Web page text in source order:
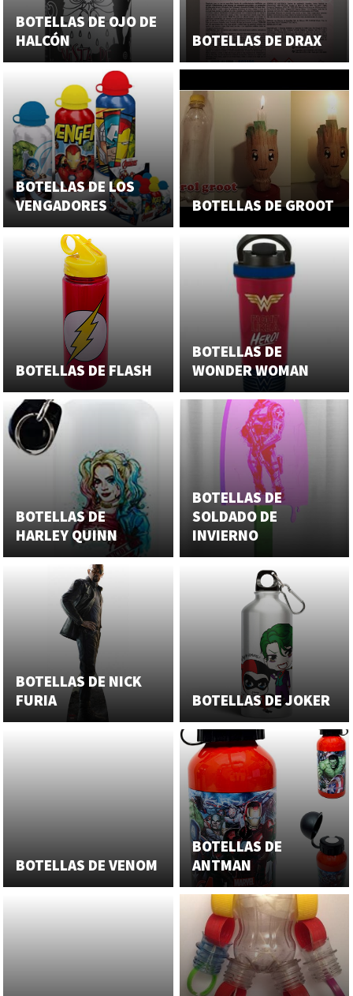
BOTELLAS DE OJO DE
HALCÓN
BOTELLAS DE DRAX
BOTELLAS DE LOS
VENGADORES
BOTELLAS DE GROOT
BOTELLAS DE FLASH
BOTELLAS DE
WONDER WOMAN
BOTELLAS DE
HARLEY QUINN
BOTELLAS DE
SOLDADO DE
INVIERNO
BOTELLAS DE NICK
FURIA
BOTELLAS DE JOKER
BOTELLAS DE VENOM
BOTELLAS DE
ANTMAN